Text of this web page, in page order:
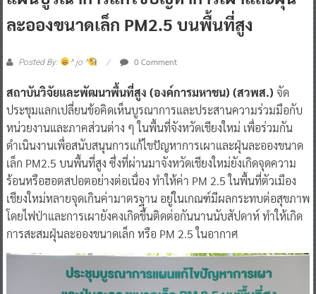
ละอองขนาดเล็ก PM2.5 บนพื้นที่สูง
Posted By: ^ jo ^ 0 Comment
สถาบันวิจัยและพัฒนาพื้นที่สูง (องค์การมหาชน) (สวพส.) จัด
ประชุมแลกเปลี่ยนข้อคิดเห็นบูรณาการและประสานความร่วมมือกับ
หน่วยงานและภาคส่วนต่าง ๆ ในพื้นที่จังหวัดเชียงใหม่ เพื่อร่วมกัน
ดำเนินงานเพื่อสนับสนุนการแก้ไขปัญหาการเผาและฝุ่นละอองขนาด
เล็ก PM2.5 บนพื้นที่สูง ซึ่งที่ผ่านมาจังหวัดเชียงใหม่ยังเกิดจุดความ
ร้อนหรือฮอตสปอตอย่างต่อเนื่อง ทำให้ค่า PM 2.5 ในพื้นที่ตัวเมือง
เชียงใหม่หลายจุดเกินค่ามาตรฐาน อยู่ในเกณฑ์มีผลกระทบต่อสุขภาพ
โดยไฟป่าและการเผายังคงเกิดขึ้นติดต่อกันนานนับสัปดาห์ ทำให้เกิด
การสะสมฝุ่นละอองขนาดเล็ก หรือ PM 2.5 ในอากาศ